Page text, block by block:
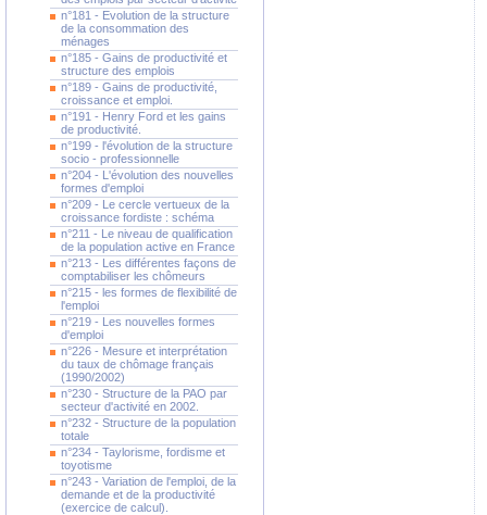
n°181 - Evolution de la structure
de la consommation des
ménages
n°185 - Gains de productivité et
structure des emplois
n°189 - Gains de productivité,
croissance et emploi.
n°191 - Henry Ford et les gains
de productivité.
n°199 - l'évolution de la structure
socio - professionnelle
n°204 - L'évolution des nouvelles
formes d'emploi
n°209 - Le cercle vertueux de la
croissance fordiste : schéma
n°211 - Le niveau de qualification
de la population active en France
n°213 - Les différentes façons de
comptabiliser les chômeurs
n°215 - les formes de flexibilité de
l'emploi
n°219 - Les nouvelles formes
d'emploi
n°226 - Mesure et interprétation
du taux de chômage français
(1990/2002)
n°230 - Structure de la PAO par
secteur d'activité en 2002.
n°232 - Structure de la population
totale
n°234 - Taylorisme, fordisme et
toyotisme
n°243 - Variation de l'emploi, de la
demande et de la productivité
(exercice de calcul).